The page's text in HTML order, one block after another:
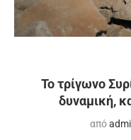
Το τρίγωνο
δυναμική,
από